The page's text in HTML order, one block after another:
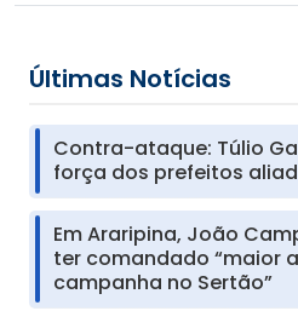
Últimas Notícias
Contra-ataque: Túlio
força dos prefeitos
Em Araripina, João
ter comandado “maior
campanha no Sertão”